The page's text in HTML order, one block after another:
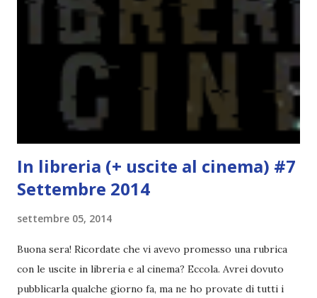
po' di tempo per pensarci e iscrivervi. Titolo: Wool (Silo
#1) Autore: Hugh Howey Anno: Ottobre 2013 Editore:
Fabbri Cosa faresti se il mondo fuori fosse letale e l’aria
che respiri potesse uccidere? Se vivessi in un luogo dove
ogni nascita richiede una morte e le tue scelte possono
salvare vite o distruggerle? Questo è il mondo di Wool. In
In libreria (+ uscite al cinema) #7
Settembre 2014
settembre 05, 2014
Buona sera! Ricordate che vi avevo promesso una rubrica
con le uscite in libreria e al cinema? Eccola. Avrei dovuto
pubblicarla qualche giorno fa, ma ne ho provate di tutti i